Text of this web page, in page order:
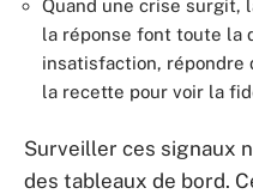
Quand une crise surgit,
la réponse font toute la
insatisfaction, répondre
la recette pour voir la
Surveiller ces signaux
des tableaux de bord.